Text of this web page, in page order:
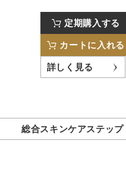
定期購入する
カートに入れる
詳しく見る
総合スキンケアステップ